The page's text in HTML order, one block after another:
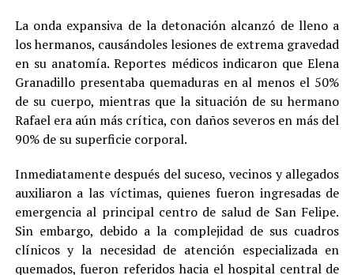
La onda expansiva de la detonación alcanzó de lleno a
los hermanos, causándoles lesiones de extrema gravedad
en su anatomía. Reportes médicos indicaron que Elena
Granadillo presentaba quemaduras en al menos el 50%
de su cuerpo, mientras que la situación de su hermano
Rafael era aún más crítica, con daños severos en más del
90% de su superficie corporal.
Inmediatamente después del suceso, vecinos y allegados
auxiliaron a las víctimas, quienes fueron ingresadas de
emergencia al principal centro de salud de San Felipe.
Sin embargo, debido a la complejidad de sus cuadros
clínicos y la necesidad de atención especializada en
quemados, fueron referidos hacia el hospital central de